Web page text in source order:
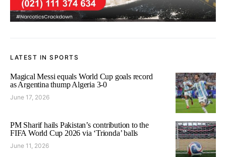
LATEST IN SPORTS
Magical Messi equals World Cup goals record
as Argentina thump Algeria 3-0
June 17, 2026
PM Sharif hails Pakistan’s contribution to the
FIFA World Cup 2026 via ‘Trionda’ balls
June 11, 2026